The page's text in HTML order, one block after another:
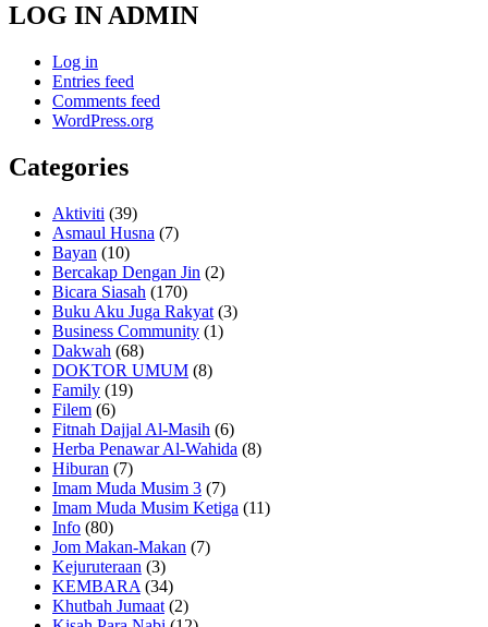
LOG IN ADMIN
Log in
Entries feed
Comments feed
WordPress.org
Categories
Aktiviti (39)
Asmaul Husna (7)
Bayan (10)
Bercakap Dengan Jin (2)
Bicara Siasah (170)
Buku Aku Juga Rakyat (3)
Business Community (1)
Dakwah (68)
DOKTOR UMUM (8)
Family (19)
Filem (6)
Fitnah Dajjal Al-Masih (6)
Herba Penawar Al-Wahida (8)
Hiburan (7)
Imam Muda Musim 3 (7)
Imam Muda Musim Ketiga (11)
Info (80)
Jom Makan-Makan (7)
Kejuruteraan (3)
KEMBARA (34)
Khutbah Jumaat (2)